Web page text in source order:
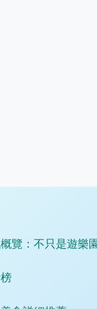
覽：不只是遊樂